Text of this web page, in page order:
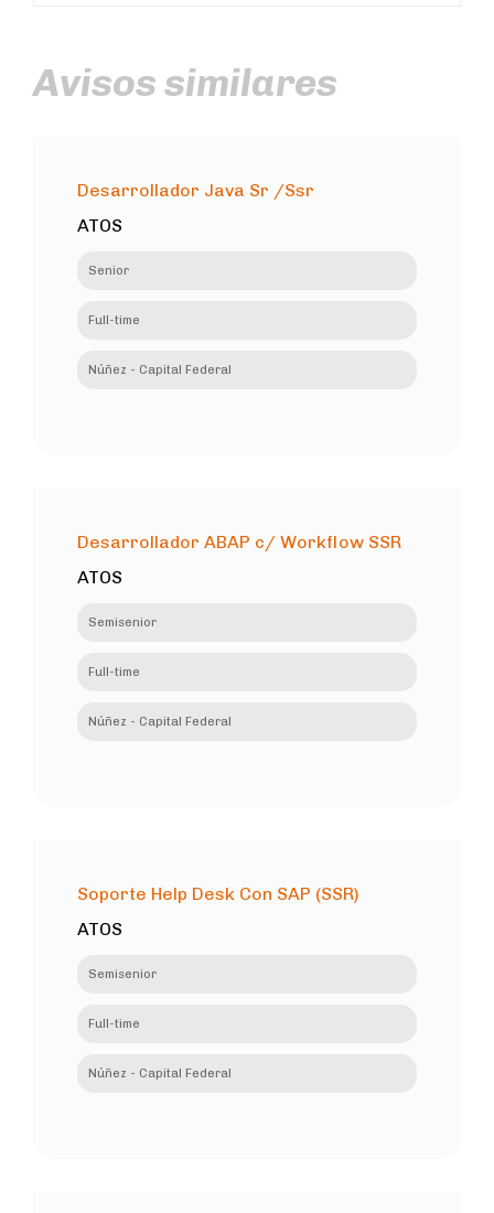
Avisos similares
Desarrollador Java Sr /Ssr
ATOS
Senior
Full-time
Núñez - Capital Federal
Desarrollador ABAP c/ Workflow SSR
ATOS
Semisenior
Full-time
Núñez - Capital Federal
Soporte Help Desk Con SAP (SSR)
ATOS
Semisenior
Full-time
Núñez - Capital Federal